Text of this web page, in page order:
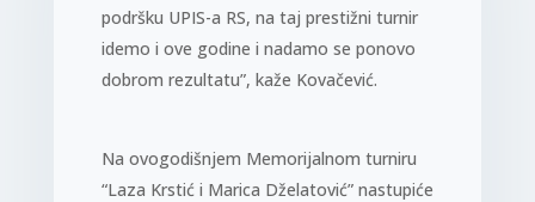
podršku UPIS-a RS, na taj prestižni turnir
idemo i ove godine i nadamo se ponovo
dobrom rezultatu”, kaže Kovačević.
Na ovogodišnjem Memorijalnom turniru
“Laza Krstić i Marica Dželatović” nastupiće